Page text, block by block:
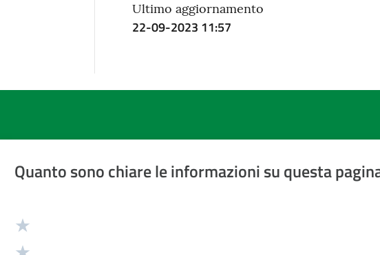
Ultimo aggiornamento
22-09-2023 11:57
Quanto sono chiare le informazioni su questa